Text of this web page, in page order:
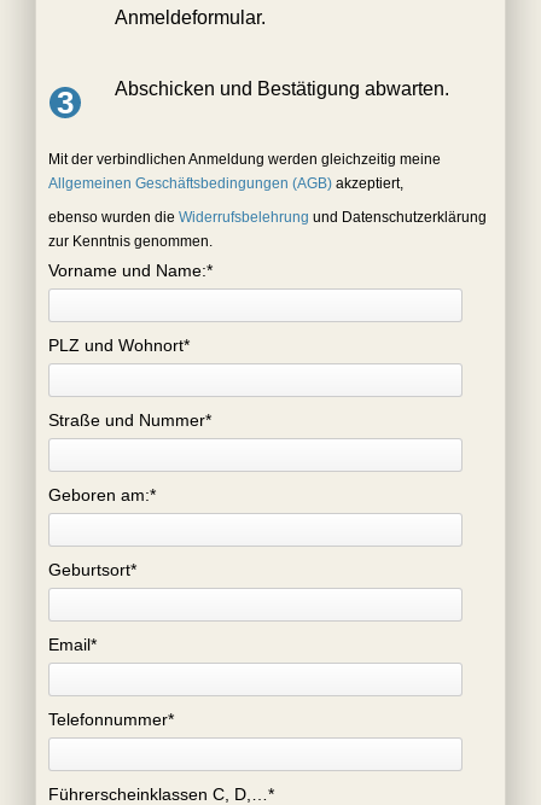
Anmeldeformular.
3 Abschicken und Bestätigung abwarten.
Mit der verbindlichen Anmeldung werden gleichzeitig meine
Allgemeinen Geschäftsbedingungen (AGB) akzeptiert,
ebenso wurden dieWiderrufsbelehrungund Datenschutzerklärung
zur Kenntnis genommen.
Vorname und Name:*
PLZ und Wohnort*
Straße und Nummer*
Geboren am:*
Geburtsort*
Email*
Telefonnummer*
Führerscheinklassen C, D,…*